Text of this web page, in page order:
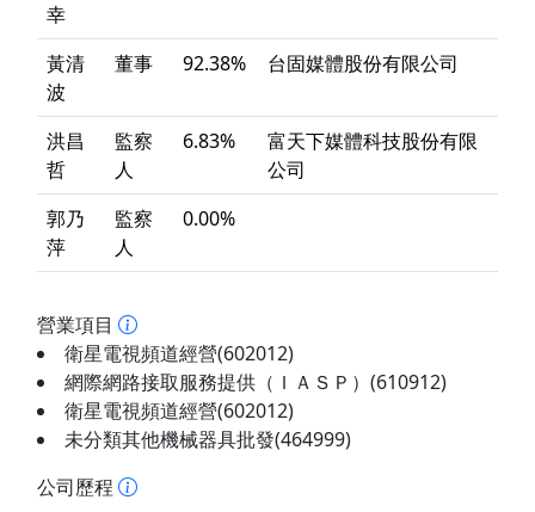
幸
黃清
波
董事 92.38% 台固媒體股份有限公司
洪昌
哲
監察
人
6.83%
富天下媒體科技股份有限
公司
郭乃
萍
監察
人
0.00%
營業項目
衛星電視頻道經營(602012)
網際網路接取服務提供（ＩＡＳＰ）(610912)
衛星電視頻道經營(602012)
未分類其他機械器具批發(464999)
公司歷程